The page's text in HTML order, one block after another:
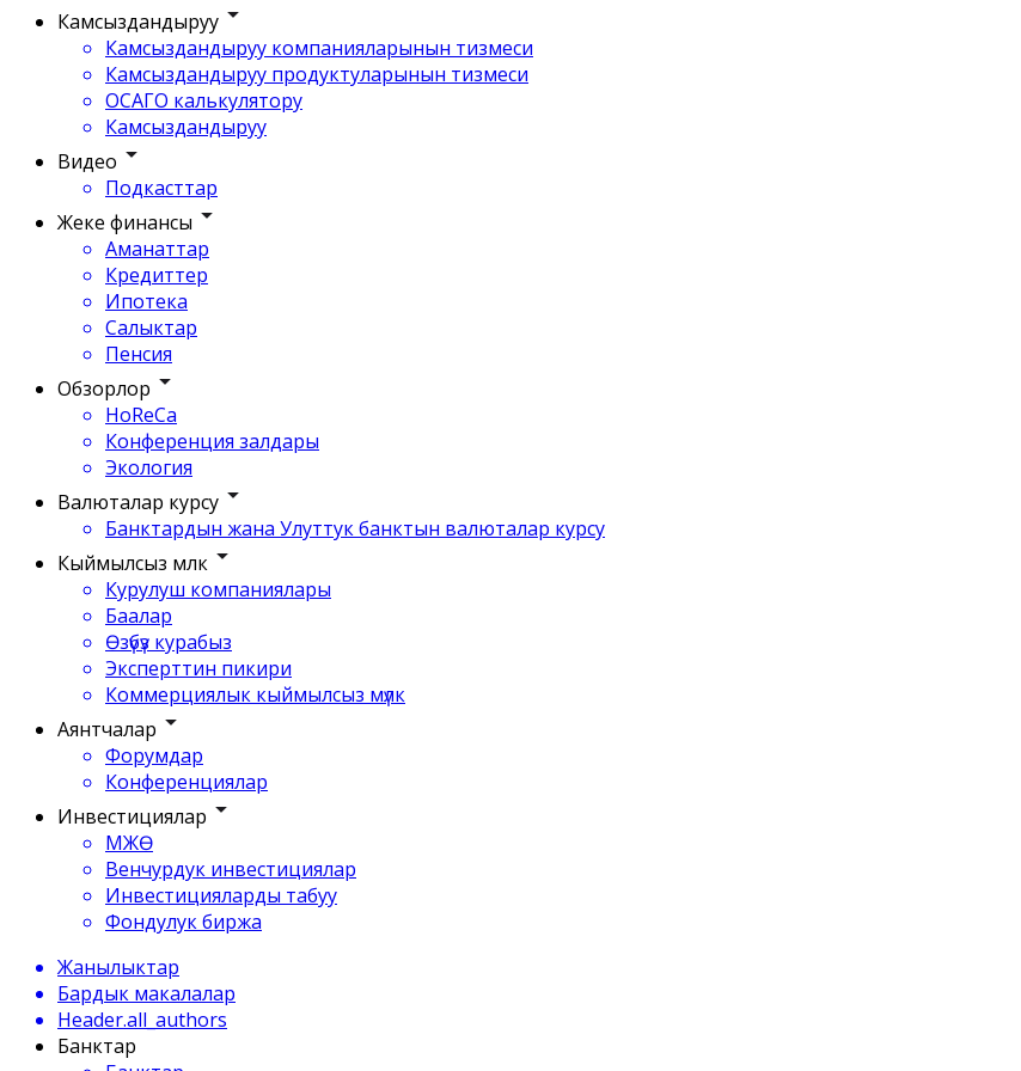
Камсыздандыруу
Камсыздандыруу компанияларынын тизмеси
Камсыздандыруу продуктуларынын тизмеси
ОСАГО калькулятору
Камсыздандыруу
Видео
Подкасттар
Жеке финансы
Аманаттар
Кредиттер
Ипотека
Салыктар
Пенсия
Обзорлор
HoReCa
Конференция залдары
Экология
Валюталар курсу
Банктардын жана Улуттук банктын валюталар курсу
Кыймылсыз мүлк
Курулуш компаниялары
Баалар
Өзүбүз курабыз
Эксперттин пикири
Коммерциялык кыймылсыз мүлк
Аянтчалар
Форумдар
Конференциялар
Инвестициялар
МЖӨ
Венчурдук инвестициялар
Инвестицияларды табуу
Фондулук биржа
Жанылыктар
Бардык макалалар
Header.all_authors
Банктар